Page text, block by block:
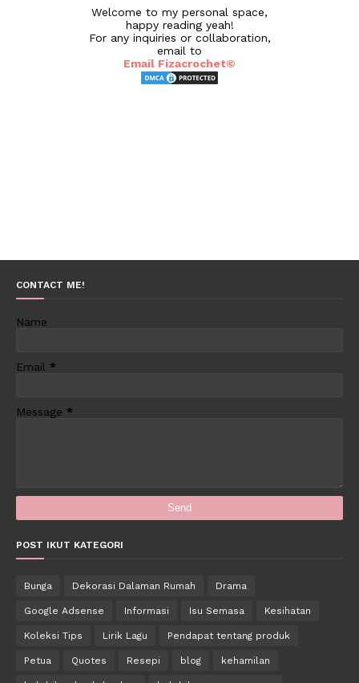
Welcome to my personal space,
happy reading yeah!
For any inquiries or collaboration,
email to
Email Fizacrochet©
CONTACT ME!
Name
Email *
Message *
POST IKUT KATEGORI
Bunga Dekorasi Dalaman Rumah Drama
Google Adsense Informasi Isu Semasa Kesihatan
Koleksi Tips Lirik Lagu Pendapat tentang produk
Petua Quotes Resepi blog kehamilan